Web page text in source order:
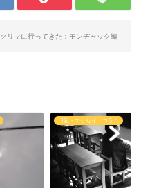
クリマに行ってきた：モンヂャック編
日記・エッセイ・コラム